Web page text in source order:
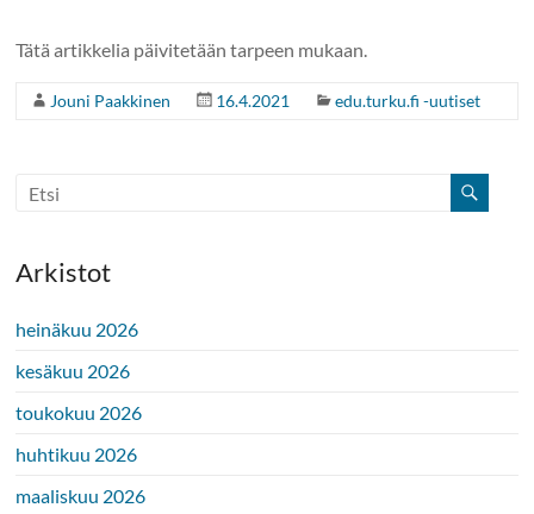
Tätä artikkelia päivitetään tarpeen mukaan.
Jouni Paakkinen 16.4.2021 edu.turku.fi -uutiset
Arkistot
heinäkuu 2026
kesäkuu 2026
toukokuu 2026
huhtikuu 2026
maaliskuu 2026